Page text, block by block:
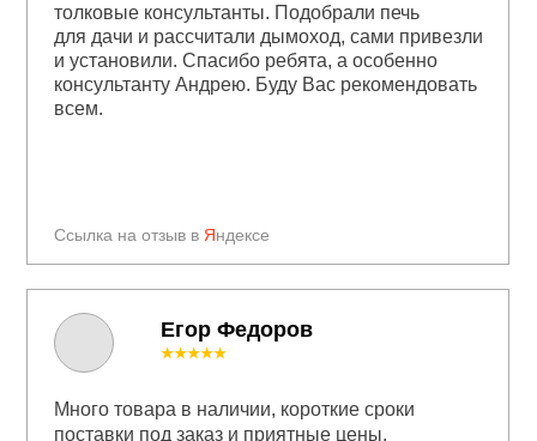
Ссылка на отзыв в Яндексе
толковые консультанты. Подобрали печь
для дачи и рассчитали дымоход, сами привезли
и установили. Спасибо ребята, а особенно
консультанту Андрею. Буду Вас рекомендовать
всем.
Егор Федоров
★★★★★
Много товара в наличии, короткие сроки
поставки под заказ и приятные цены.